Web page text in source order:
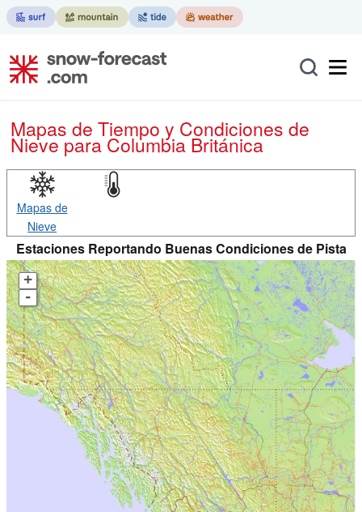
Mapas de Tiempo y Condiciones de
Nievepara Columbia Británica
Mapas de
Nieve
Estaciones Reportando Buenas Condiciones de Pista
+
-